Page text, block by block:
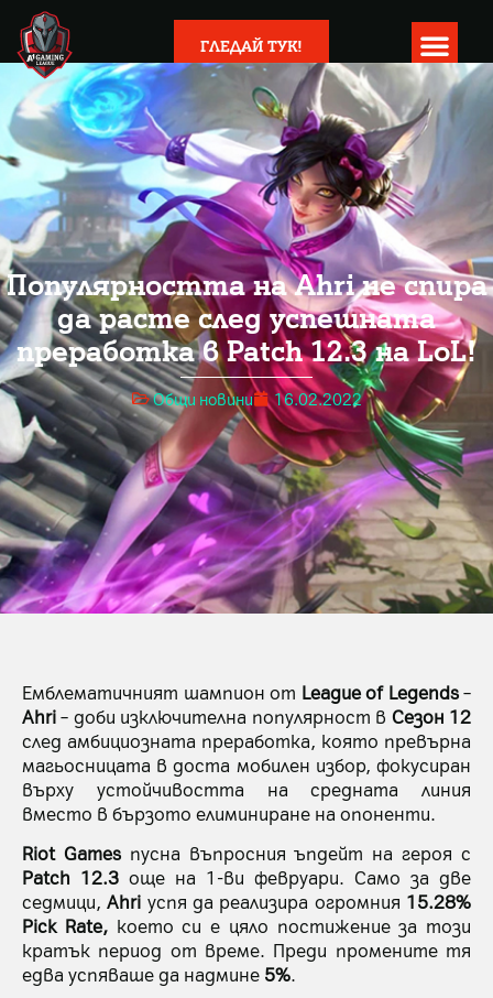
ГЛЕДАЙ ТУК!
Популярността на Ahri не спира
да расте след успешната
преработка в Patch 12.3 на LoL!
Общи новини 16.02.2022
Емблематичният шампион от League of Legends–
Ahri– доби изключителна популярност в Сезон 12
след амбициозната преработка, която превърна
магьосницата в доста мобилен избор, фокусиран
върху устойчивостта на средната линия
вместо в бързото елиминиране на опоненти.
Riot Gamesпусна въпросния ъпдейт на героя с
Patch 12.3 още на 1-ви февруари. Само за две
седмици,Ahri успя да реализира огромния 15.28%
Pick Rate, което си е цяло постижение за този
кратък период от време. Преди промените тя
едва успяваше да надмине 5%.